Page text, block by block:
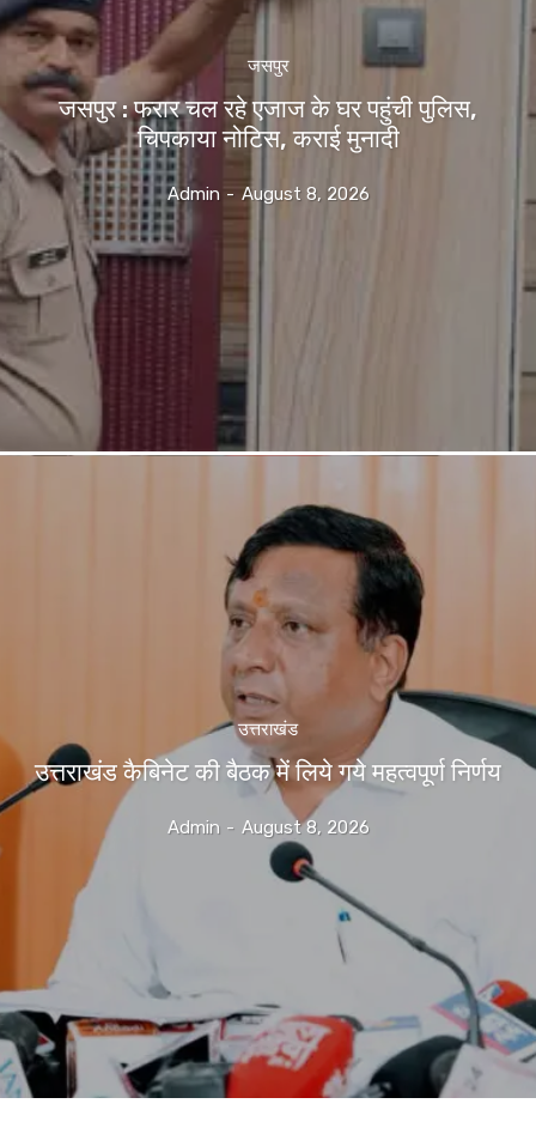
जसपुर
जसपुर : फरार चल रहे एजाज के घर पहुंची पुलिस,
चिपकाया नोटिस, कराई मुनादी
Admin - August 8, 2026
उत्तराखंड
उत्तराखंड कैबिनेट की बैठक में लिये गये महत्वपूर्ण निर्णय
Admin - August 8, 2026